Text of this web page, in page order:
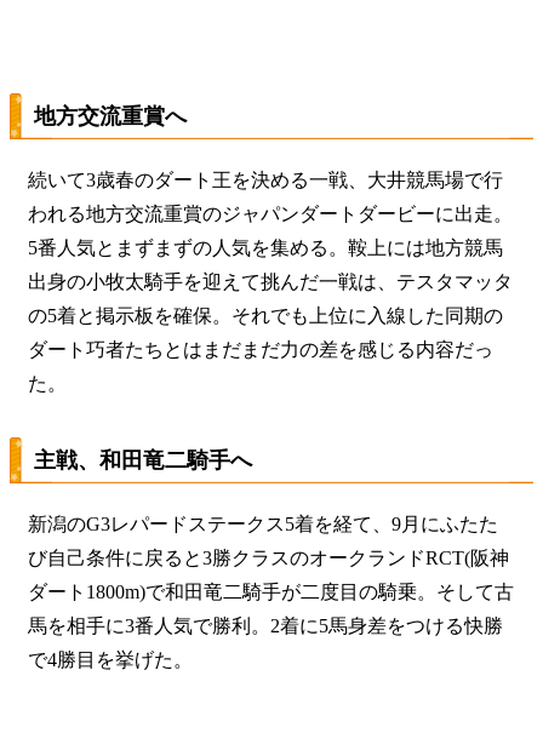
地方交流重賞へ
続いて3歳春のダート王を決める一戦、大井競馬場で行
われる地方交流重賞のジャパンダートダービーに出走。
5番人気とまずまずの人気を集める。鞍上には地方競馬
出身の小牧太騎手を迎えて挑んだ一戦は、テスタマッタ
の5着と掲示板を確保。それでも上位に入線した同期の
ダート巧者たちとはまだまだ力の差を感じる内容だっ
た。
主戦、和田竜二騎手へ
新潟のG3レパードステークス5着を経て、9月にふたた
び自己条件に戻ると3勝クラスのオークランドRCT(阪神
ダート1800m)で和田竜二騎手が二度目の騎乗。そして古
馬を相手に3番人気で勝利。2着に5馬身差をつける快勝
で4勝目を挙げた。